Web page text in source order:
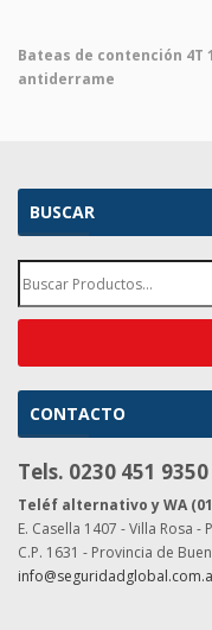
Bateas de contención 4T
antiderrame
BUSCAR
CONTACTO
Tels. 0230 451 9350
Teléf alternativo y WA
E. Casella 1407 - Villa Rosa
C.P. 1631 - Provincia de